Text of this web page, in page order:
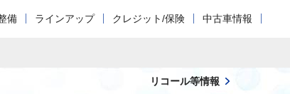
備 ラインアップ クレジット/保険 中古車情報
リコール等情報